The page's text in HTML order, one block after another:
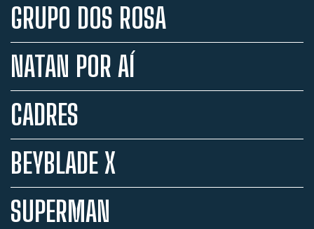
GRUPO DOS ROSA
NATAN POR AÍ
CADRES
BEYBLADE X
SUPERMAN